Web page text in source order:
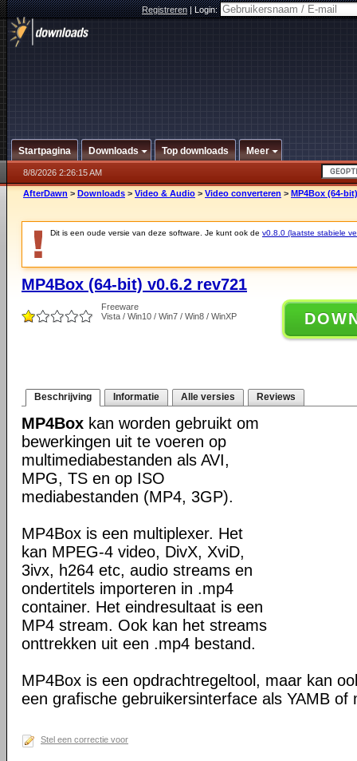
Registreren|Login:
Startpagina Downloads Top downloads Meer
8/8/2026 2:26:15 AM
AfterDawn > Downloads > Video & Audio > Video converteren > MP4Box (64-
Dit is een oude versie van deze software. Je kunt ook de v0.8.0 (laatste stabiele
MP4Box (64-bit) v0.6.2 rev721
Freeware
Vista / Win10 / Win7 / Win8 / WinXP
Beschrijving Informatie Alle versies Reviews
MP4Box kan worden gebruikt om
bewerkingen uit te voeren op
multimediabestanden als AVI,
MPG, TS en op ISO
mediabestanden (MP4, 3GP).
MP4Box is een multiplexer. Het
kan MPEG-4 video, DivX, XviD,
3ivx, h264 etc, audio streams en
ondertitels importeren in .mp4
container. Het eindresultaat is een
MP4 stream. Ook kan het streams
onttrekken uit een .mp4 bestand.
MP4Box is een opdrachtregeltool, maar kan
een grafische gebruikersinterface als YAMB of
Stel een correctie voor